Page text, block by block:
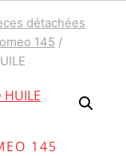
détachées
145 /
145